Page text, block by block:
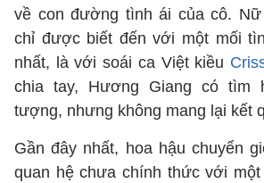
về con đường tình ái của cô.
chỉ được biết đến với một mối
nhất, là với soái ca Việt kiều
chia tay, Hương Giang có tìm
tượng, nhưng không mang lại kết
Gần đây nhất, hoa hậu chuyển
quan hệ chưa chính thức với